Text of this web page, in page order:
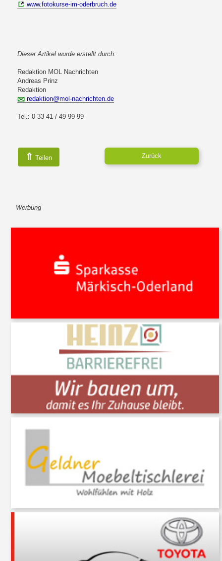
www.fotokurse-im-oderbruch.de
Dieser Artikel wurde erstellt durch:
Redaktion MOL Nachrichten
Andreas Prinz
Redaktion
redaktion@mol-nachrichten.de
Tel.: 0 33 41 / 49 99 99
⇑ Teilen Zurück
Werbung